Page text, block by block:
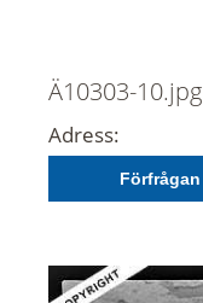
Ä10303-10.jpg
Adress:
Förfrågan